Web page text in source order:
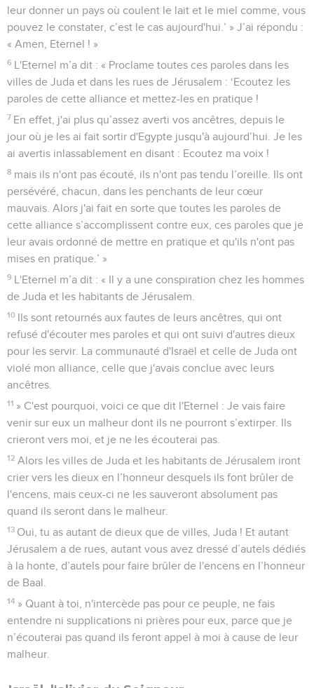
leur donner un pays où coulent le lait et le miel comme, vous
pouvez le constater, c’est le cas aujourd'hui.’ » J’ai répondu :
« Amen, Eternel ! »
6 L'Eternel m’a dit : « Proclame toutes ces paroles dans les
villes de Juda et dans les rues de Jérusalem : ‘Ecoutez les
paroles de cette alliance et mettez-les en pratique !
7 En effet, j'ai plus qu’assez averti vos ancêtres, depuis le
jour où je les ai fait sortir d'Egypte jusqu'à aujourd’hui. Je les
ai avertis inlassablement en disant : Ecoutez ma voix !
8 mais ils n'ont pas écouté, ils n'ont pas tendu l’oreille. Ils ont
persévéré, chacun, dans les penchants de leur cœur
mauvais. Alors j'ai fait en sorte que toutes les paroles de
cette alliance s’accomplissent contre eux, ces paroles que je
leur avais ordonné de mettre en pratique et qu'ils n'ont pas
mises en pratique.’ »
9 L'Eternel m’a dit : « Il y a une conspiration chez les hommes
de Juda et les habitants de Jérusalem.
10 Ils sont retournés aux fautes de leurs ancêtres, qui ont
refusé d'écouter mes paroles et qui ont suivi d'autres dieux
pour les servir. La communauté d'Israël et celle de Juda ont
violé mon alliance, celle que j'avais conclue avec leurs
ancêtres.
11 » C'est pourquoi, voici ce que dit l'Eternel : Je vais faire
venir sur eux un malheur dont ils ne pourront s’extirper. Ils
crieront vers moi, et je ne les écouterai pas.
12 Alors les villes de Juda et les habitants de Jérusalem iront
crier vers les dieux en l’honneur desquels ils font brûler de
l'encens, mais ceux-ci ne les sauveront absolument pas
quand ils seront dans le malheur.
13 Oui, tu as autant de dieux que de villes, Juda ! Et autant
Jérusalem a de rues, autant vous avez dressé d’autels dédiés
à la honte, d’autels pour faire brûler de l'encens en l’honneur
de Baal.
14 » Quant à toi, n'intercède pas pour ce peuple, ne fais
entendre ni supplications ni prières pour eux, parce que je
n’écouterai pas quand ils feront appel à moi à cause de leur
malheur.